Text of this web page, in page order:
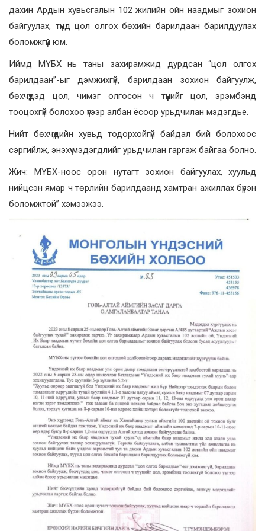
дахин Ардын хувьсгалын 102 жилийн ойн наадмыг зохион
байгуулах, түүнд цол олгох бөхийн барилдаан барилдуулах
боломжгүй юм.
Иймд МҮБХ нь таны захирамжид дурдсан “цол олгох
барилдаан”-ыг дэмжихгүй, барилдаан зохион байгуулж,
бөхчүүдэд цол, чимэг олгосон ч түүнийг цол, эрэмбэнд
тооцохгүй болохоо үүгээр албан ёсоор урьдчилан мэдэгдье.
Нийт бөхчүүдийн хувьд тодорхойгүй байдал бий болохоос
сэргийлж, энэхүү мэдэгдлийг урьдчилан гаргаж байгаа болно.
Жич: МҮБХ-ноос орон нутагт зохион байгуулах, хуульд
нийцсэн ямар ч төрлийн барилдаанд хамтран ажиллах бүрэн
боломжтой” хэмээжээ.